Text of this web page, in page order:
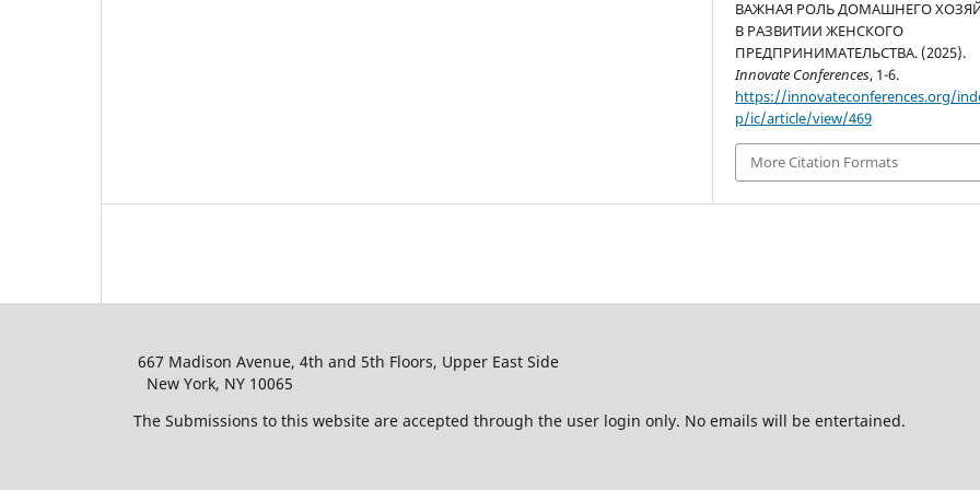
ВАЖНАЯ РОЛЬ ДОМАШНЕГО
В РАЗВИТИИ ЖЕНСКОГО
ПРЕДПРИНИМАТЕЛЬСТВА. (2025).
Innovate Conferences, 1-6.
https://innovateconferences.org/
p/ic/article/view/469
More Citation Formats
667 Madison Avenue, 4th and 5th Floors, Upper East Side
New York, NY 10065
The Submissions to this website are accepted through the user login only. No emails will be entertained.